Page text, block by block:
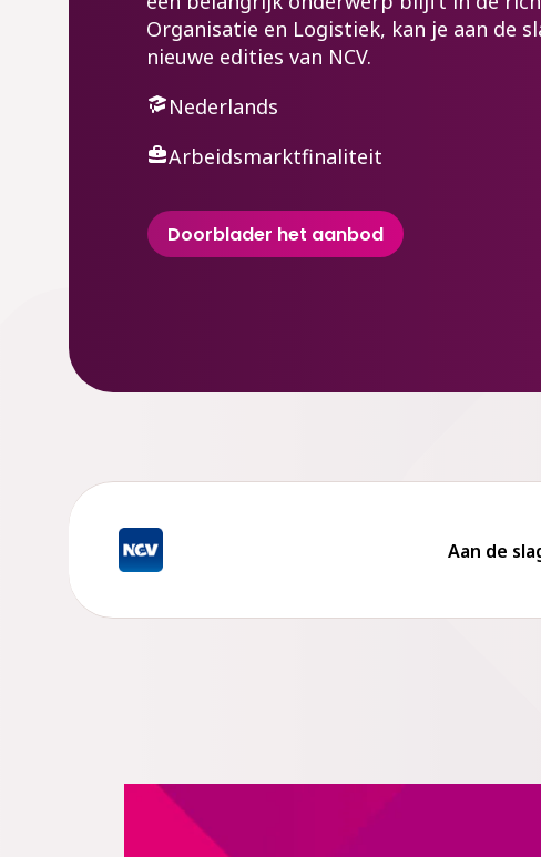
Organisatie en Logistiek, kan je aan de
nieuwe edities van NCV.
Nederlands
Arbeidsmarktfinaliteit
Doorblader het aanbod
Aan de